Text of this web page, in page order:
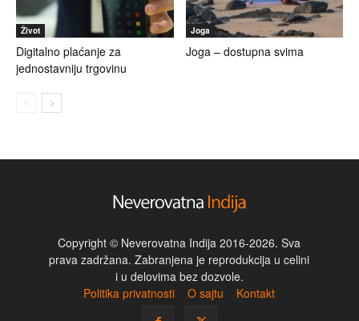
Život
Digitalno plaćanje za
jednostavniju trgovinu
Joga
Joga – dostupna svima
Copyright © Neverovatna Indija 2016-2026. Sva
prava zadržana. Zabranjena je reprodukcija u celini
i u delovima bez dozvole.
Politika privatnosti
O sajtu Kontakt